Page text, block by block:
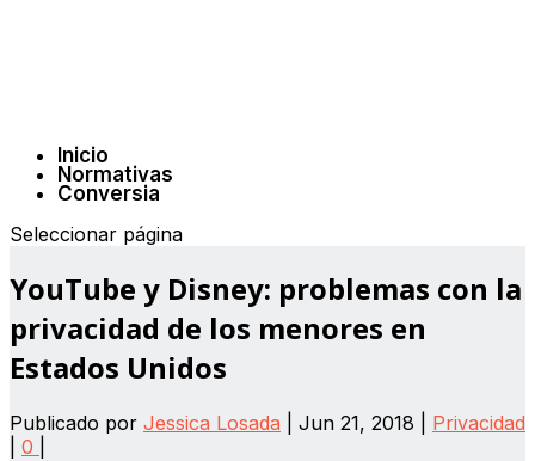
Inicio
Normativas
Conversia
Seleccionar página
YouTube y Disney: problemas con la
privacidad de los menores en
Estados Unidos
Publicado por Jessica Losada Jun 21, 2018
Privacidad
0